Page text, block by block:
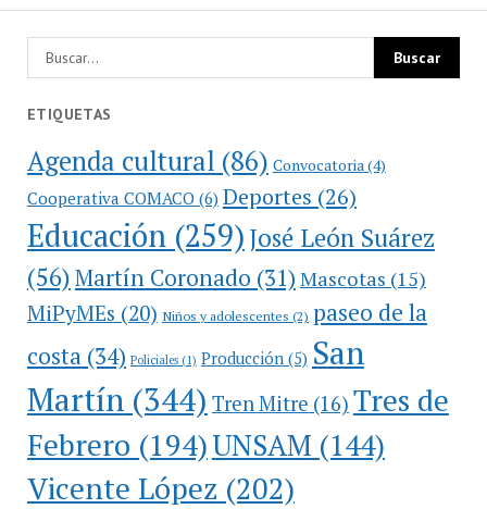
ETIQUETAS
Agenda cultural (86) Convocatoria (4)
Cooperativa COMACO(6) Deportes (26)
Educación(259)José León Suárez
(56)Martín Coronado (31) Mascotas (15)
MiPyMEs (20) Niños y adolescentes (2) paseo de la
costa(34) Policiales(1) Producción(5) San
Martín(344) Tren Mitre (16) Tres de
Febrero (194)UNSAM (144)
Vicente López (202)